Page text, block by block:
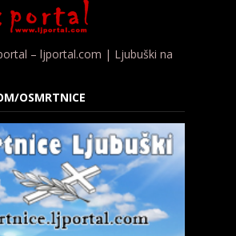
– ljportal.com | Ljubuški na
OSMRTNICE